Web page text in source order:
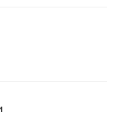
виде собрана вся